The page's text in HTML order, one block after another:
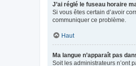
J’ai réglé le fuseau horaire
Si vous êtes certain d’avoir
communiquer ce problème.
Haut
Ma langue n’apparaît pas
Soit les administrateurs n’ont